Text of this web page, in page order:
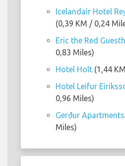
Icelandair Hotel
(0,39 KM / 0,24
Eric the Red
0,83 Miles)
Hotel Holt (1,44
Hotel Leifur
0,96 Miles)
Gerður Apartments
Miles)